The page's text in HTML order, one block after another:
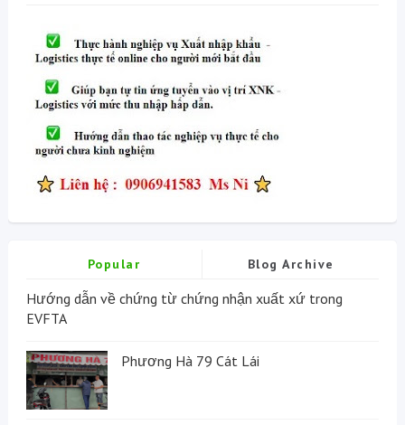
Popular Blog Archive
Hướng dẫn về chứng từ chứng nhận xuất xứ trong
EVFTA
Phương Hà 79 Cát Lái